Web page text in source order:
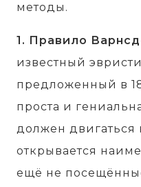
методы.
1. Правило
известный
предложенный в
проста и
должен двигаться
открывается
ещё не